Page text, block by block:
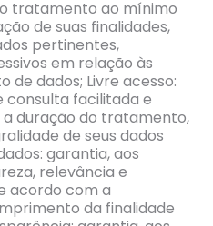
tratamento ao mínimo
de suas finalidades,
pertinentes,
em relação às
de dados; Livre acesso:
consulta facilitada e
duração do tratamento,
de seus dados
garantia, aos
relevância e
acordo com a
da finalidade